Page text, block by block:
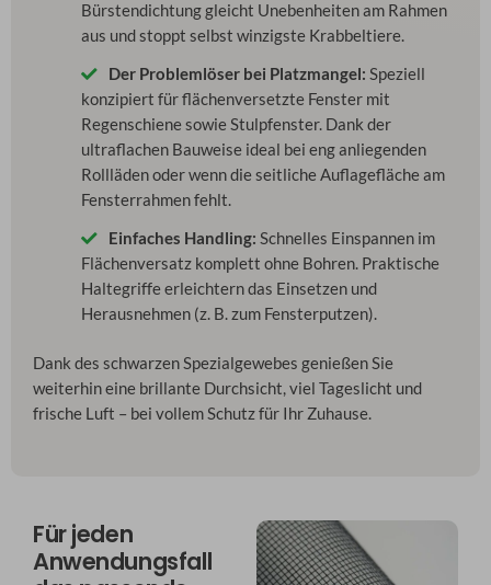
Bürstendichtung gleicht Unebenheiten am Rahmen
aus und stoppt selbst winzigste Krabbeltiere.
Der Problemlöser bei Platzmangel: Speziell
konzipiert für flächenversetzte Fenster mit
Regenschiene sowie Stulpfenster. Dank der
ultraflachen Bauweise ideal bei eng anliegenden
Rollläden oder wenn die seitliche Auflagefläche am
Fensterrahmen fehlt.
Einfaches Handling: Schnelles Einspannen im
Flächenversatz komplett ohne Bohren. Praktische
Haltegriffe erleichtern das Einsetzen und
Herausnehmen (z. B. zum Fensterputzen).
Dank des schwarzen Spezialgewebes genießen Sie
weiterhin eine brillante Durchsicht, viel Tageslicht und
frische Luft – bei vollem Schutz für Ihr Zuhause.
Für jeden
Anwendungsfall